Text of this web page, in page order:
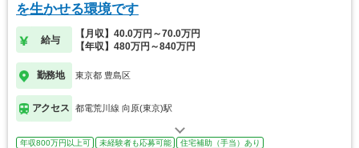
を生かせる環境です
給与
【月収】40.0万円～70.0万円
【年収】480万円～840万円
勤務地 東京都 豊島区
アクセス 都電荒川線 向原(東京)駅
年収800万円以上可 未経験者も応募可能
住宅補助（手当）あり